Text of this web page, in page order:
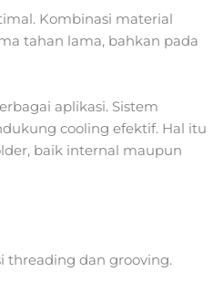
Kombinasi material
tahan lama, bahkan pada
aplikasi. Sistem
cooling efektif. Hal itu
baik internal maupun
threading dan grooving.